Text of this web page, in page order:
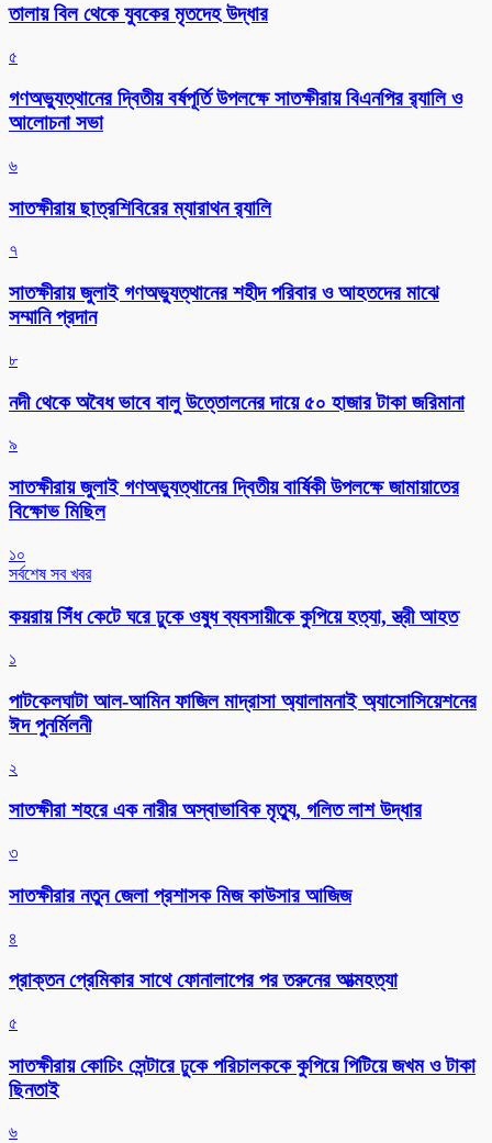
তালায় বিল থেকে যুবকের মৃতদেহ উদ্ধার
৫
গণঅভ্যুত্থানের দ্বিতীয় বর্ষপূর্তি উপলক্ষে সাতক্ষীরায় বিএনপির র‌্যালি ও
আলোচনা সভা
৬
সাতক্ষীরায় ছাত্রশিবিরের ম্যারাথন র‌্যালি
৭
সাতক্ষীরায় জুলাই গণঅভ্যুত্থানের শহীদ পরিবার ও আহতদের মাঝে
সম্মানি প্রদান
৮
নদী থেকে অবৈধ ভাবে বালু উত্তোলনের দায়ে ৫০ হাজার টাকা জরিমানা
৯
সাতক্ষীরায় জুলাই গণঅভ্যুত্থানের দ্বিতীয় বার্ষিকী উপলক্ষে জামায়াতের
বিক্ষোভ মিছিল
১০
সর্বশেষ সব খবর
কয়রায় সিঁধ কেটে ঘরে ঢুকে ওষুধ ব্যবসায়ীকে কুপিয়ে হত্যা, স্ত্রী আহত
১
পাটকেলঘাটা আল-আমিন ফাজিল মাদ্রাসা অ্যালামনাই অ্যাসোসিয়েশনের
ঈদ পুনর্মিলনী
২
সাতক্ষীরা শহরে এক নারীর অস্বাভাবিক মৃত্যু, গলিত লাশ উদ্ধার
৩
সাতক্ষীরার নতুন জেলা প্রশাসক মিজ কাউসার আজিজ
৪
প্রাক্তন প্রেমিকার সাথে ফোনালাপের পর তরুনের আত্মহত্যা
৫
সাতক্ষীরায় কোচিং সেন্টারে ঢুকে পরিচালককে কুপিয়ে পিটিয়ে জখম ও টাকা
ছিনতাই
৬